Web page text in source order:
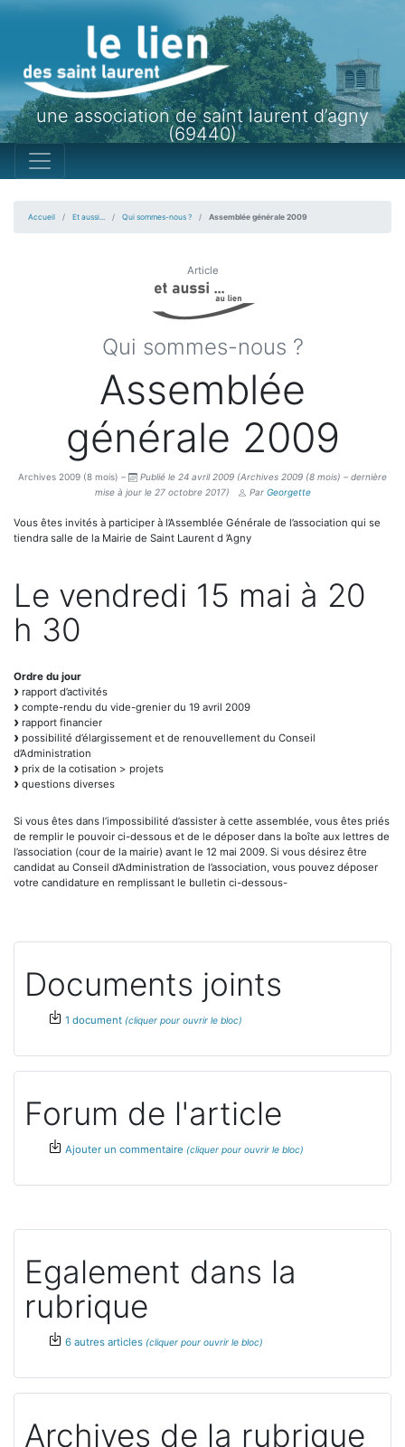
une association de saint laurent d’agny
(69440)
Accueil Et aussi... Qui sommes-nous ? Assemblée générale 2009
Article
Qui sommes-nous ?
Assemblée
générale 2009
Archives 2009 (8 mois) – Publié le 24 avril 2009 (Archives 2009 (8 mois) – dernière
mise à jour le 27 octobre 2017)
Par Georgette
Vous êtes invités à participer à l’Assemblée Générale de l’association qui se
tiendra salle de la Mairie de Saint Laurent d ’Agny
Le vendredi 15 mai à 20
h 30
Ordre du jour
rapport d’activités
compte-rendu du vide-grenier du 19 avril 2009
rapport financier
possibilité d’élargissement et de renouvellement du Conseil
d’Administration
prix de la cotisation > projets
questions diverses
Si vous êtes dans l’impossibilité d’assister à cette assemblée, vous êtes priés
de remplir le pouvoir ci-dessous et de le déposer dans la boîte aux lettres de
l’association (cour de la mairie) avant le 12 mai 2009. Si vous désirez être
candidat au Conseil d’Administration de l’association, vous pouvez déposer
votre candidature en remplissant le bulletin ci-dessous-
Documents joints
1 document
Forum de l'article
Ajouter un commentaire
Egalement dans la
rubrique
6 autres articles
Archives de la rubrique